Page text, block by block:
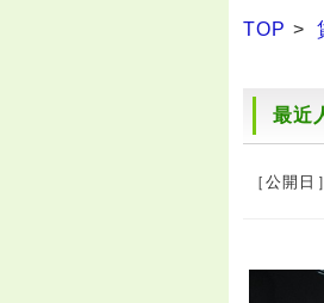
TOP >
最近
［公開